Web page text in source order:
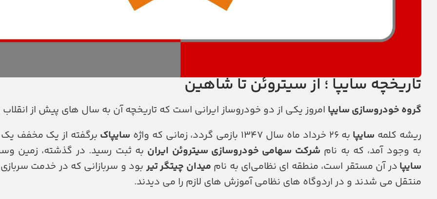
تاریخچه سایپا ؛ از سیتروئن تا شاهین
گروه خودروسازی سایپا امروز یکی از دو خودروساز ایرانی است که تاریخچه آن به سال های پیش از انقلاب
ریشه کلمه سایپا به ۲۶ خرداد ماه سال ۱۳۴۷ بازمی گردد، زمانی که واژه سایپاک برگفته از یک مخفف
به وجود آمد، که به نام شرکت سهامی خودروسازی سیتروئن ایران به ثبت رسید. در گذشته، زمین
سایپادر آن مستقر است، منطقه ای نظامی‌ای به نام میدان چیتگر تیربود و سربازانی که در خدمت
منتقل می شدند و در اردوگاه های نظامی آموزش های لازم را می دیدند.